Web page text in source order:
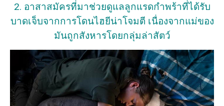
2. อาสาสมัครที่มาช่วยดูแลลูกแรดกำพร้าที่ได้รับ
บาดเจ็บจากการโดนไฮยีน่าโจมตี เนื่องจากแม่ของ
มันถูกสังหารโดยกลุ่มล่าสัตว์